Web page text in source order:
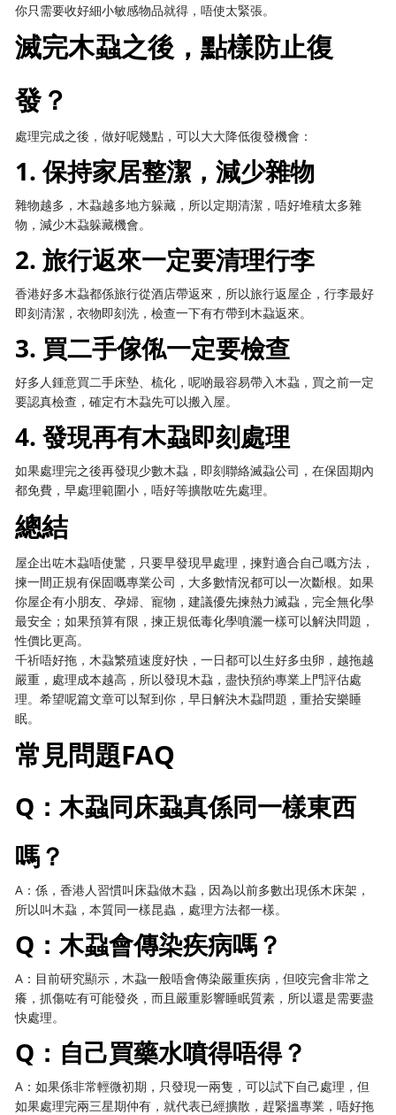
你只需要收好細小敏感物品就得，唔使太緊張。
滅完木蝨之後，點樣防止復
發？
處理完成之後，做好呢幾點，可以大大降低復發機會：
1. 保持家居整潔，減少雜物
雜物越多，木蝨越多地方躲藏，所以定期清潔，唔好堆積太多雜
物，減少木蝨躲藏機會。
2. 旅行返來一定要清理行李
香港好多木蝨都係旅行從酒店帶返來，所以旅行返屋企，行李最好
即刻清潔，衣物即刻洗，檢查一下有冇帶到木蝨返來。
3. 買二手傢俬一定要檢查
好多人鍾意買二手床墊、梳化，呢啲最容易帶入木蝨，買之前一定
要認真檢查，確定冇木蝨先可以搬入屋。
4. 發現再有木蝨即刻處理
如果處理完之後再發現少數木蝨，即刻聯絡滅蝨公司，在保固期內
都免費，早處理範圍小，唔好等擴散咗先處理。
總結
屋企出咗木蝨唔使驚，只要早發現早處理，揀對適合自己嘅方法，
揀一間正規有保固嘅專業公司，大多數情況都可以一次斷根。如果
你屋企有小朋友、孕婦、寵物，建議優先揀熱力滅蝨，完全無化學
最安全；如果預算有限，揀正規低毒化學噴灑一樣可以解決問題，
性價比更高。
千祈唔好拖，木蝨繁殖速度好快，一日都可以生好多虫卵，越拖越
嚴重，處理成本越高，所以發現木蝨，盡快預約專業上門評估處
理。希望呢篇文章可以幫到你，早日解決木蝨問題，重拾安樂睡
眠。
常見問題FAQ
Q：木蝨同床蝨真係同一樣東西
嗎？
A：係，香港人習慣叫床蝨做木蝨，因為以前多數出現係木床架，
所以叫木蝨，本質同一樣昆蟲，處理方法都一樣。
Q：木蝨會傳染疾病嗎？
A：目前研究顯示，木蝨一般唔會傳染嚴重疾病，但咬完會非常之
癢，抓傷咗有可能發炎，而且嚴重影響睡眠質素，所以還是需要盡
快處理。
Q：自己買藥水噴得唔得？
A：如果係非常輕微初期，只發現一兩隻，可以試下自己處理，但
如果處理完兩三星期仲有，就代表已經擴散，趕緊搵專業，唔好拖